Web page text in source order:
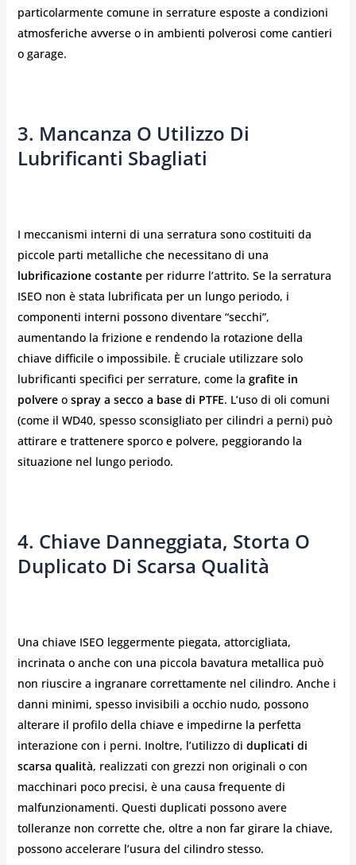
particolarmente comune in serrature esposte a condizioni
atmosferiche avverse o in ambienti polverosi come cantieri
o garage.
3. Mancanza O Utilizzo Di
Lubrificanti Sbagliati
I meccanismi interni di una serratura sono costituiti da
piccole parti metalliche che necessitano di una
lubrificazione costanteper ridurre l’attrito. Se la serratura
ISEO non è stata lubrificata per un lungo periodo, i
componenti interni possono diventare “secchi”,
aumentando la frizione e rendendo la rotazione della
chiave difficile o impossibile. È cruciale utilizzare solo
lubrificanti specifici per serrature, come la grafite in
polvereo spray a secco a base di PTFE. L’uso di oli comuni
(come il WD40, spesso sconsigliato per cilindri a perni) può
attirare e trattenere sporco e polvere, peggiorando la
situazione nel lungo periodo.
4. Chiave Danneggiata, Storta O
Duplicato Di Scarsa Qualità
Una chiave ISEO leggermente piegata, attorcigliata,
incrinata o anche con una piccola bavatura metallica può
non riuscire a ingranare correttamente nel cilindro. Anche i
danni minimi, spesso invisibili a occhio nudo, possono
alterare il profilo della chiave e impedirne la perfetta
interazione con i perni. Inoltre, l’utilizzo di duplicati di
scarsa qualità, realizzati con grezzi non originali o con
macchinari poco precisi, è una causa frequente di
malfunzionamenti. Questi duplicati possono avere
tolleranze non corrette che, oltre a non far girare la chiave,
possono accelerare l’usura del cilindro stesso.